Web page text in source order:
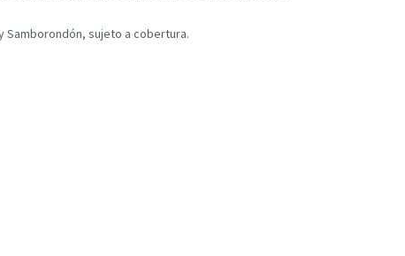
Samborondón, sujeto a cobertura.